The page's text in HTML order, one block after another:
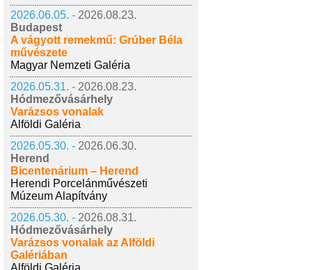
2026.06.05. - 2026.08.23.
Budapest
A vágyott remekmű: Grúber Béla
művészete
Magyar Nemzeti Galéria
2026.05.31. - 2026.08.23.
Hódmezővásárhely
Varázsos vonalak
Alföldi Galéria
2026.05.30. - 2026.06.30.
Herend
Bicentenárium – Herend
Herendi Porcelánművészeti
Múzeum Alapítvány
2026.05.30. - 2026.08.31.
Hódmezővásárhely
Varázsos vonalak az Alföldi
Galériában
Alföldi Galéria